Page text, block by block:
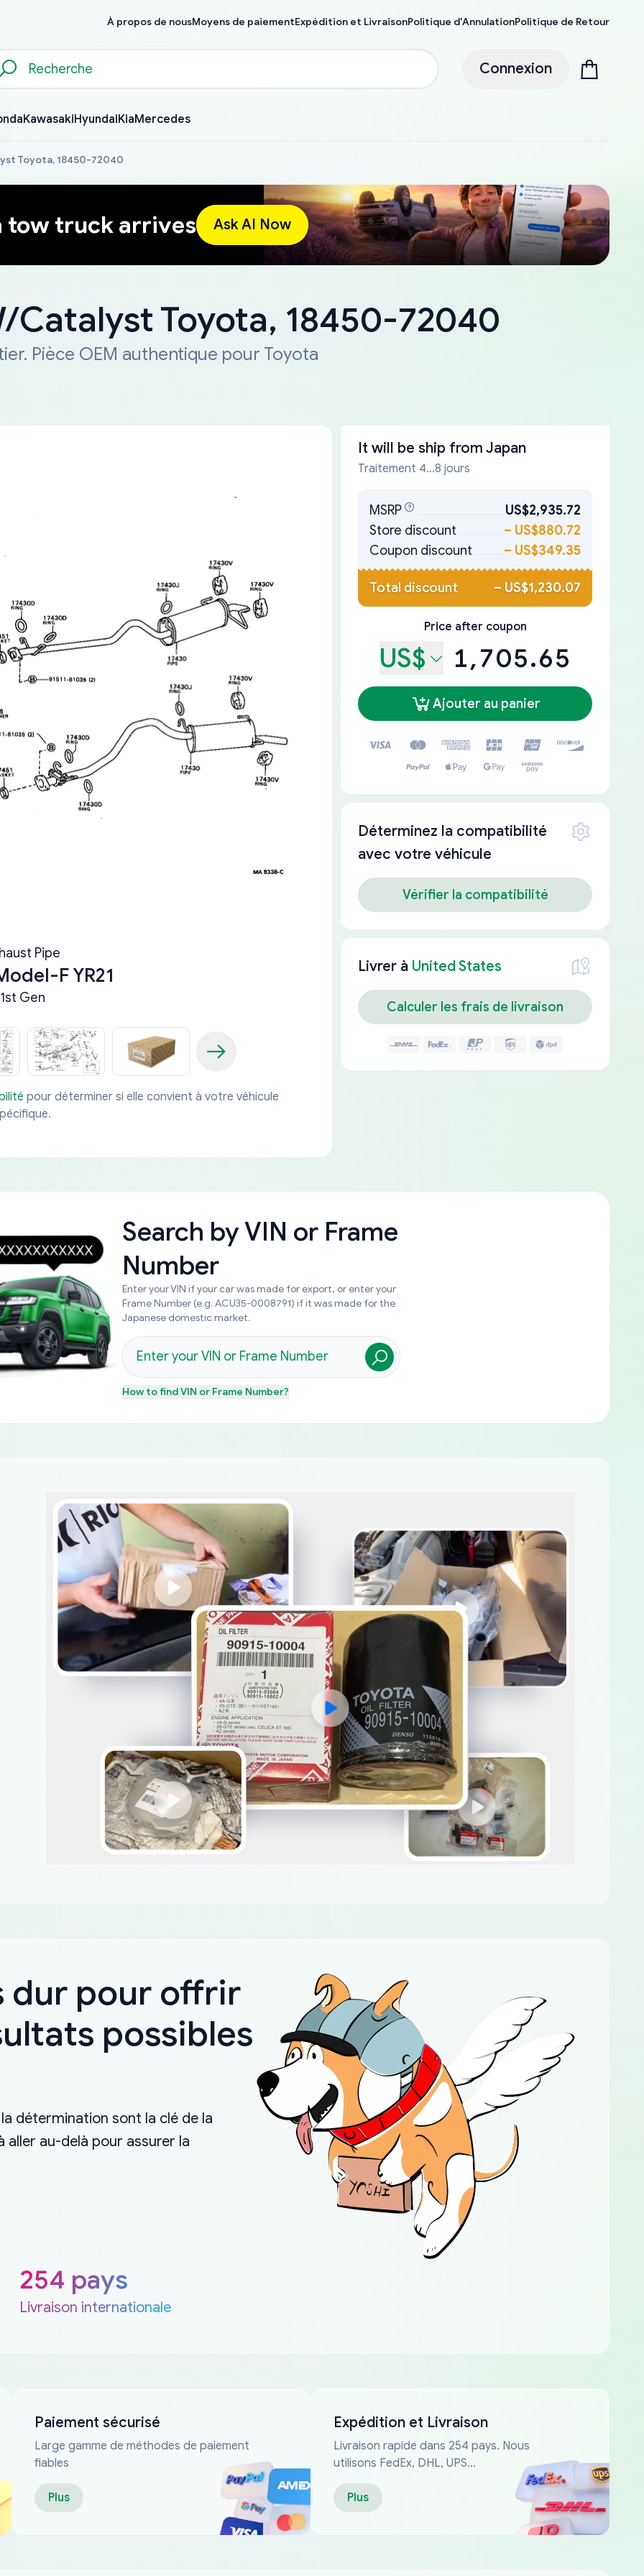
À propos de nousMoyens de paiementExpédition et LivraisonPolitique d'AnnulationPolitique de Retour
Connexion
KawasakiHyundaiKiaMercedes
Toyota, 18450-72040
tow truck arrives Ask AI Now
Catalyst Toyota, 18450-72040
Pièce OEM authentique pour Toyota
Pipe
F YR21
1st Gen
pour déterminer si elle convient à votre véhicule
It will be ship from Japan
Traitement 4...8 jours
MSRP
US$2,935.72
Store discount
– US$880.72
Coupon discount
– US$349.35
Total discount – US$1,230.07
Price after coupon
US$ 1,705.65
Ajouter au panier
Déterminez la compatibilité
avec votre véhicule
Vérifier la compatibilité
Livrer à United States
Calculer les frais de livraison
Search byVIN or Frame
Number
Enter your VIN if your car was made for export, or enter your
Frame Number (e.g. ACU35-0008791) if it was made for the
Japanese domestic market.
How to findVIN or Frame Number?
dur pour offrir
possibles
détermination sont la clé de la
au-delà pour assurer la
254 pays
Livraison internationale
Paiement sécurisé
Large gamme de méthodes de paiement
fiables
Plus
Expédition et Livraison
Livraison rapide dans 254 pays. Nous
utilisons FedEx, DHL, UPS...
Plus